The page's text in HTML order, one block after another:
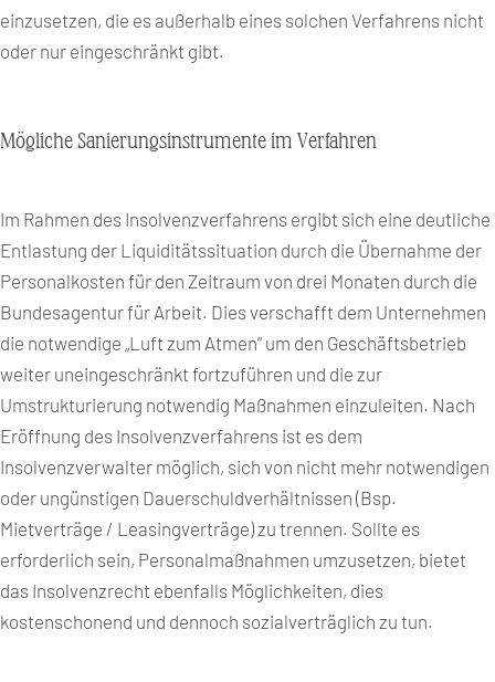
einzusetzen, die es außerhalb eines solchen Verfahrens nicht
oder nur eingeschränkt gibt.
Mögliche Sanierungsinstrumente im Verfahren
Im Rahmen des Insolvenzverfahrens ergibt sich eine deutliche
Entlastung der Liquiditätssituation durch die Übernahme der
Personalkosten für den Zeitraum von drei Monaten durch die
Bundesagentur für Arbeit. Dies verschafft dem Unternehmen
die notwendige „Luft zum Atmen“ um den Geschäftsbetrieb
weiter uneingeschränkt fortzuführen und die zur
Umstrukturierung notwendig Maßnahmen einzuleiten. Nach
Eröffnung des Insolvenzverfahrens ist es dem
Insolvenzverwalter möglich, sich von nicht mehr notwendigen
oder ungünstigen Dauerschuldverhältnissen (Bsp.
Mietverträge / Leasingverträge) zu trennen. Sollte es
erforderlich sein, Personalmaßnahmen umzusetzen, bietet
das Insolvenzrecht ebenfalls Möglichkeiten, dies
kostenschonend und dennoch sozialverträglich zu tun.